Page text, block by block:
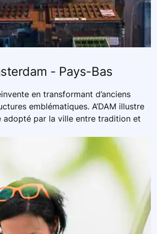
- Pays-Bas
en transformant d’anciens
emblématiques. A’DAM illustre
adopté par la ville entre tradition et